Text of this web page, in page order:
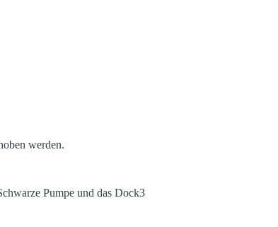
werden.
Pumpe und das Dock3